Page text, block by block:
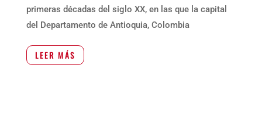
primeras décadas del siglo XX, en las que la capital
del Departamento de Antioquia, Colombia
LEER MÁS